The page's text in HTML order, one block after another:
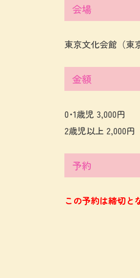
会場
東京文化会館（東
金額
0･1歳児 3,000円
2歳児以上 2,000円
予約
この予約は締切と